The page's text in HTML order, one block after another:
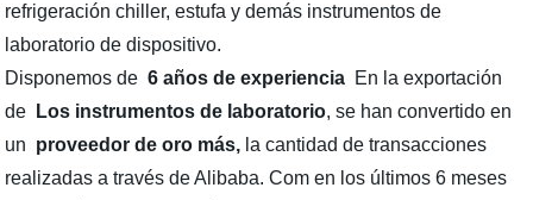
refrigeración chiller, estufa y demás instrumentos de
laboratorio de dispositivo.
Disponemos de6 años de experiencia En la exportación
de Los instrumentos de laboratorio, se han convertido en
un proveedor de oro más, la cantidad de transacciones
realizadas a través de Alibaba. Com en los últimos 6 meses